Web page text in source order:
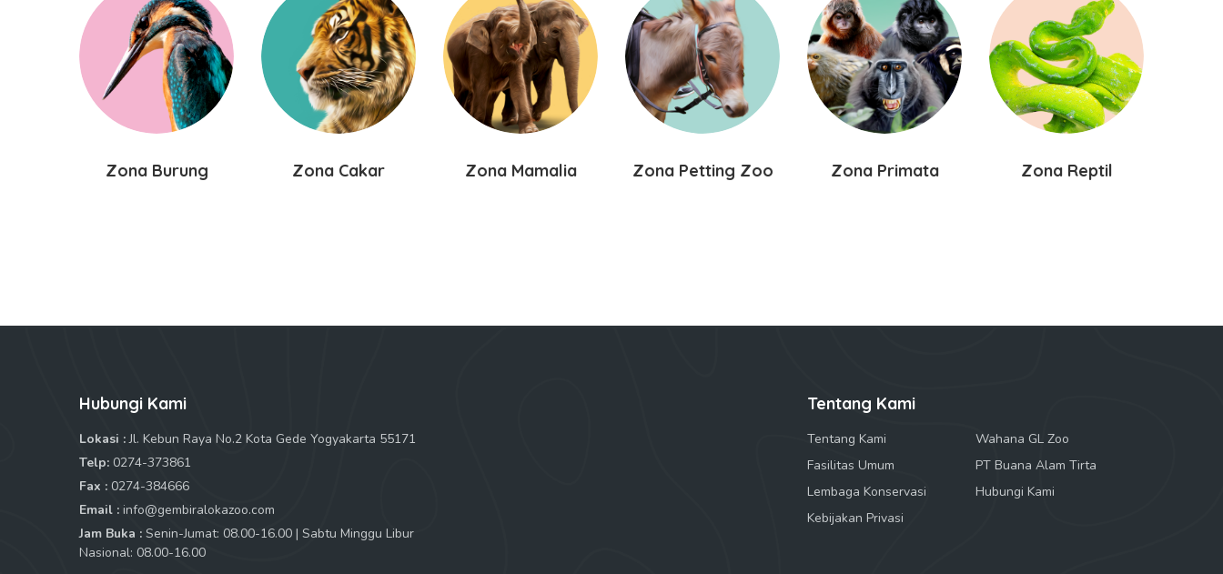
Zona Burung Zona Cakar Zona Mamalia Zona Petting Zoo Zona Primata Zona Reptil
Hubungi Kami
Lokasi : Jl. Kebun Raya No.2 Kota Gede Yogyakarta 55171
Telp: 0274-373861
Fax : 0274-384666
Email : info@gembiralokazoo.com
Jam Buka : Senin-Jumat: 08.00-16.00 | Sabtu Minggu Libur
Nasional: 08.00-16.00
Tentang Kami
Tentang Kami
Wahana GL Zoo
Fasilitas Umum
PT Buana Alam Tirta
Lembaga Konservasi
Hubungi Kami
Kebijakan Privasi